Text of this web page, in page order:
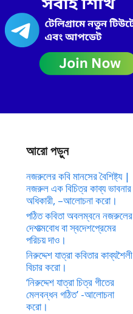
আরো পড়ুন
নজরুলের কবি মানসের বৈশিষ্ট্য |
নজরুল এক বিচিত্র কাব্য ভাবনার
অধিকারী, –আলোচনা করো।
পঠিত কবিতা অবলম্বনে নজরুলের
দেশাত্মবোধ বা স্বদেশপ্রেমের
পরিচয় দাও।
নিরুদ্দেশ যাত্রা কবিতার কাব্যশৈলী
বিচার করো।
‘নিরুদ্দেশ যাত্রা চিত্র গীতের
মেলবন্ধন গঠিত’ -আলোচনা
করো।